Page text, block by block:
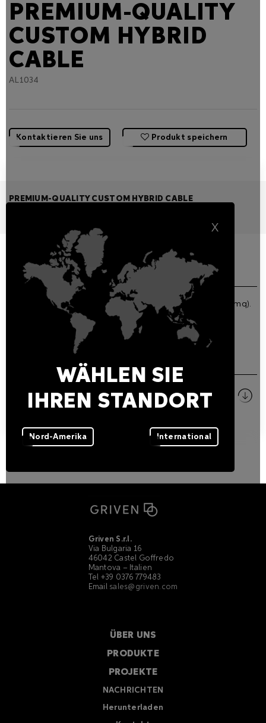
PREMIUM-QUALITY
CUSTOM HYBRID
CABLE
AL1034
Kontaktieren Sie uns Produkt speichern
PREMIUM-QUALITY CUSTOM HYBRID CABLE
ALLGEMEINE EIGENSCHAFTEN
Outdoor use PUR four-pole cable (2x1.5mmq + 2x0.34mmq).
HERUNTERLADEN
Bilder
Griven S.r.l.
Via Bulgaria 16
46042 Castel Goffredo
Mantova – Italien
Tel +39 0376 779483
Email sales@griven.com
ÜBER UNS
PRODUKTE
PROJEKTE
NACHRICHTEN
Herunterladen
X
WÄHLEN SIE
IHREN STANDORT
Nord-Amerika International